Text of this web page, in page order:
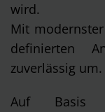
wird.
Mit
definierten
zuverlässig um.
Auf Basis